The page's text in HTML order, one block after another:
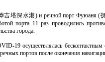
塔深水港) и речной порт Фуюаня (
порта 11 раз проводились
города.
19 осуществлялась бесконтактным
портов после окончания